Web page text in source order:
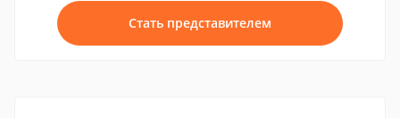
Стать представителем